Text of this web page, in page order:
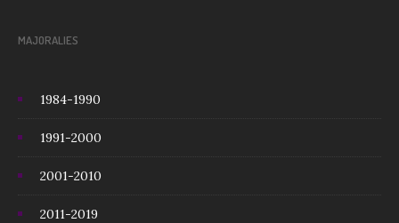
MAJORALIES
1984-1990
1991-2000
2001-2010
2011-2019